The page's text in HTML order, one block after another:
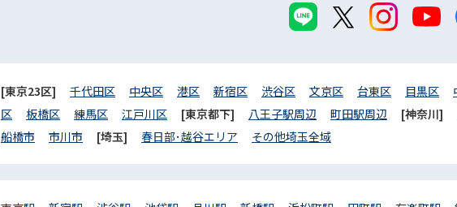
[東京23区] 千代田区 中央区 港区 新宿区 渋谷区 文京区 台東区 目黒区
区
板橋区 練馬区 江戸川区 [東京都下] 八王子駅周辺 町田駅周辺 [神奈川]
船橋市
市川市 [埼玉] 春日部･越谷エリア その他埼玉全域